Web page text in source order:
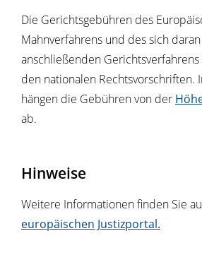
Die Gerichtsgebühren des
Mahnverfahrens und des sich
anschließenden
den nationalen Rechtsvorschriften.
hängen die Gebührenvon der
ab.
Hinweise
Weitere Informationen finden Sie
europäischen Justizportal.